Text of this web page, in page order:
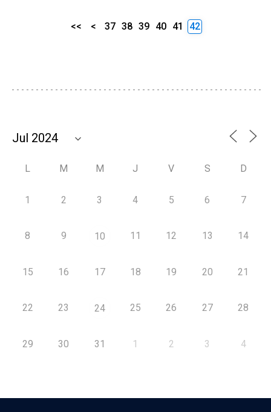
<< < 37 38 39 40 41 42
L M M J V S D
1 2 3 4 5 6 7
8 9 10 11 12 13 14
15 16 17 18 19 20 21
22 23 24 25 26 27 28
29 30 31 1 2 3 4